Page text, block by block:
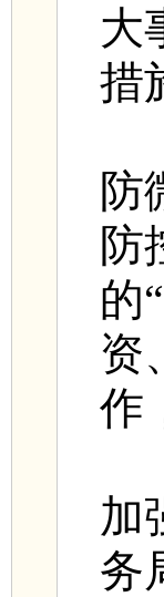
大
措
防
防
的
资
作
加
务